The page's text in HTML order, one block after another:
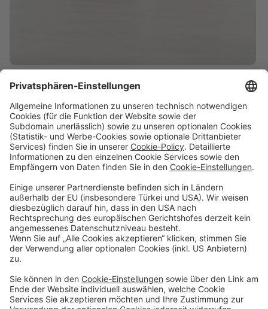
Sparen & FinanzierenFirmenkundenDigitale Services
Priority Banking
Über UnsKarrierePresseImpressumBlog
SEPA-Echtzeitüberweisung
Geschäftsbedingungen Einlagensicherung DatenschutzhinweiseWhistleblowing
Cookie-Einstellungen